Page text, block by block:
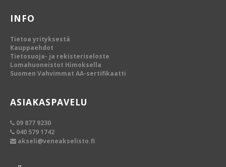
INFO
Tietoa yrityksestä
Kauppaehdot
Tietosuoja- ja rekisteriseloste
Lomahuoneistot Himoksella
Suomen Vahvimmat AA-sertifikaatti
ASIAKASPAVELU
09 877 9230
040 579 1742
akseli@veneakselisto.fi